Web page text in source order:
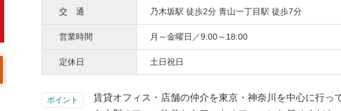
交 通 乃木坂駅 徒歩2分 青山一丁目駅 徒歩7分
営業時間 月～金曜日／9:00～18:00
定休日 土日祝日
ポイント 賃貸オフィス・店舗の仲介を東京・神奈川を中心に行っ